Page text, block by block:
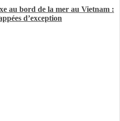
au bord de la mer au Vietnam :
d’exception